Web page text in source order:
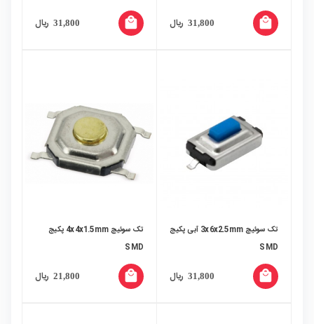
31,800 ریال local_mall
31,800 ریال local_mall
تک سوئیچ 3x6x2.5mm آبی پکیج
SMD
31,800 ریال local_mall
تک سوئیچ 4x4x1.5mm پکیج
SMD
21,800 ریال local_mall